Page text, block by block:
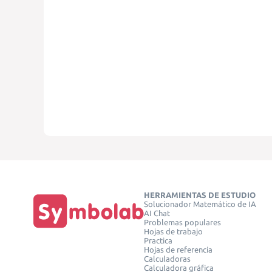
HERRAMIENTAS DE ESTUDIO
Solucionador Matemático de IA
AI Chat
Problemas populares
Hojas de trabajo
Practica
Hojas de referencia
Calculadoras
Calculadora gráfica